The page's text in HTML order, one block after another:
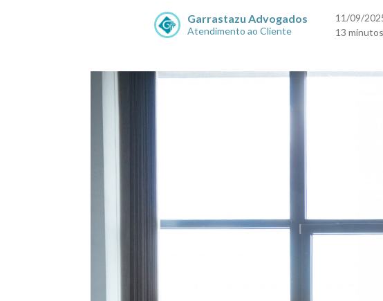
Garrastazu Advogados
Atendimento ao Cliente
11/09/
13